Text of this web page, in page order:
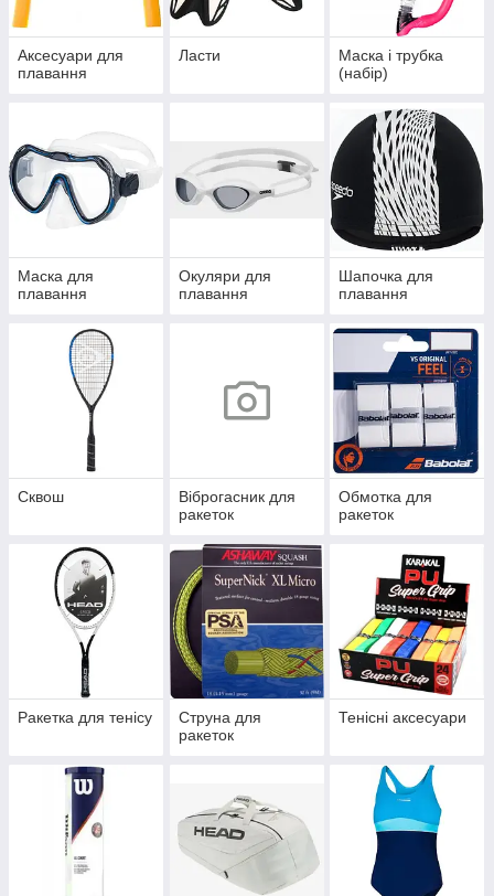
Аксесуари для
плавання
Ласти
Маска і трубка
(набір)
Маска для
плавання
Окуляри для
плавання
Шапочка для
плавання
Сквош
Віброгасник для
ракеток
Обмотка для
ракеток
Ракетка для тенісу
Струна для
ракеток
Тенісні аксесуари